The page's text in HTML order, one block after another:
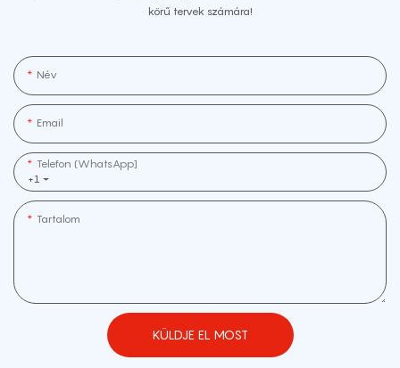
körű tervek számára!
Név
Email
+1
Telefon (WhatsApp]
Tartalom
KÜLDJE EL MOST